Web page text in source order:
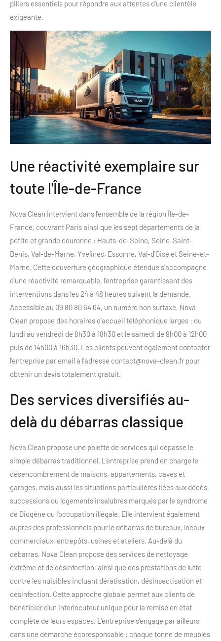
piliers essentiels pour répondre aux attentes d'une clientèle
exigeante.
Une réactivité exemplaire sur
toute l'Île-de-France
Nova Clean intervient dans l'ensemble de la région Île-de-
France, couvrant Paris ainsi que les sept départements de la
petite et grande couronne : Hauts-de-Seine, Seine-Saint-
Denis, Val-de-Marne, Yvelines, Essonne, Val-d'Oise et Seine-et-
Marne. Cette couverture géographique étendue s'accompagne
d'une réactivité remarquable, l'entreprise garantissant des
interventions dans les 24 à 48 heures suivant la demande.
Accessible au 09 80 80 64 64, un numéro non surtaxé, Nova
Clean propose des horaires d'accueil téléphonique larges : du
lundi au vendredi de 8h30 à 18h30 et le samedi de 9h00 à 12h00
puis de 14h00 à 16h30. Les clients peuvent également contacter
l'entreprise par email à l'adresse contact@nova-clean.fr pour
obtenir un devis totalement gratuit.
Des services diversifiés au-
delà du débarras classique
Nova Clean propose une palette de services qui dépasse le
simple débarras traditionnel. L'entreprise prend en charge le
désencombrement de maisons, appartements, caves et
garages, mais aussi les situations particulières liées aux décès,
successions ou logements insalubres marqués par le syndrome
de Diogène ou l'occupation illégale. Elle intervient également
auprès des professionnels pour le débarras de bureaux, locaux
commerciaux, entrepôts, usines et ateliers. Au-delà du
débarras, Nova Clean propose des services de nettoyage
extrême et de désinfection, ainsi que des prestations de lutte
contre les nuisibles incluant dératisation, désinsectisation et
désinfection. Cette approche globale permet aux clients de
bénéficier d'un interlocuteur unique pour la remise en état
complète de leurs espaces. L'entreprise s'engage par ailleurs
dans une démarche écoresponsable : chaque tonne de meubles